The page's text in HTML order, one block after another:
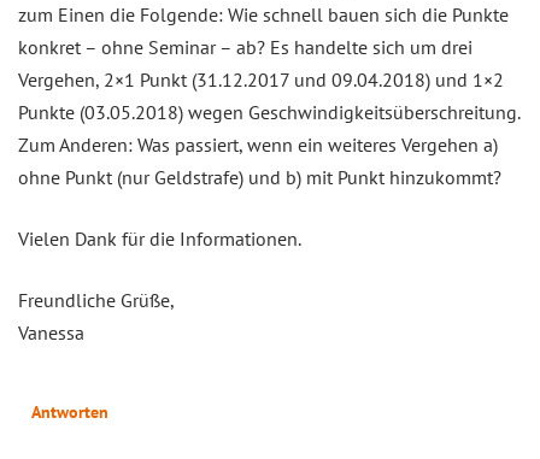
zum Einen die Folgende: Wie schnell bauen sich die Punkte
konkret – ohne Seminar – ab? Es handelte sich um drei
Vergehen, 2×1 Punkt (31.12.2017 und 09.04.2018) und 1×2
Punkte (03.05.2018) wegen Geschwindigkeitsüberschreitung.
Zum Anderen: Was passiert, wenn ein weiteres Vergehen a)
ohne Punkt (nur Geldstrafe) und b) mit Punkt hinzukommt?
Vielen Dank für die Informationen.
Freundliche Grüße,
Vanessa
Antworten